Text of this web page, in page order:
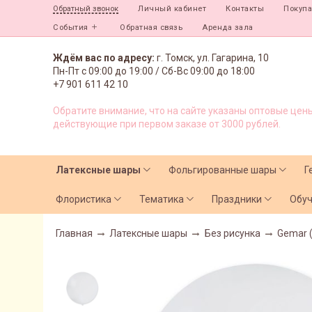
Обратный звонок Личный кабинет Контакты
События Обратная связь Аренда зала
Ждём вас по адресу: г. Томск, ул. Гагарина, 10
Пн-Пт с09:00 до 19:00 /Сб-Вс 09:00 до 18:00
+7 901 611 42 10
Обратите внимание, что на сайте указаны оптовые
действующие при первом заказе от 3000 рублей.
Латексные шары Фольгированные шары
Флористика Тематика Праздники
Главная Латексные шары Без рисунка Gemar